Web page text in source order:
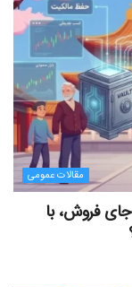
مقالات عمومی
جای فروش، با